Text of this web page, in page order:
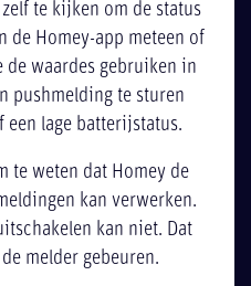
te kijken om de status
de Homey-app meteen of
de waardes gebruiken in
pushmelding te sturen
een lage batterijstatus.
te weten dat Homey de
kan verwerken.
kan niet. Dat
melder gebeuren.